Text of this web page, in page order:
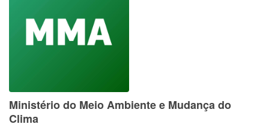
Ministério do Meio Ambiente e Mudança do
Clima